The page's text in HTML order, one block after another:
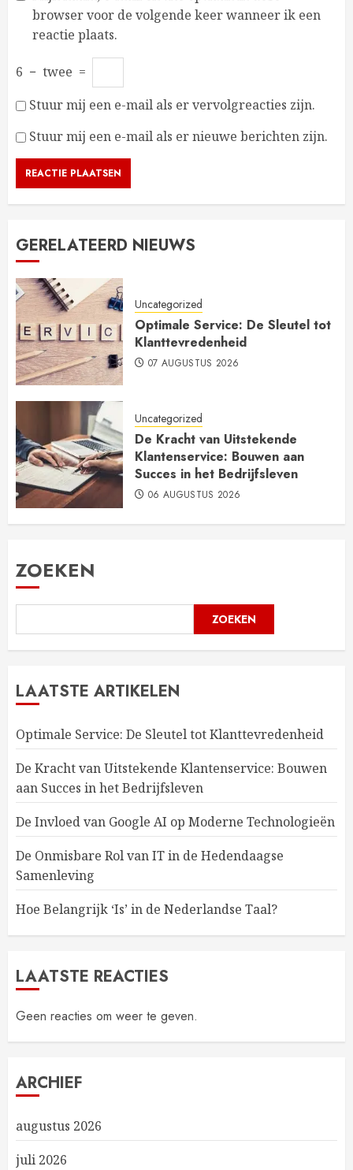
browser voor de volgende keer wanneer ik een
reactie plaats.
6 − twee =
Stuur mij een e-mail als er vervolgreacties zijn.
Stuur mij een e-mail als er nieuwe berichten zijn.
GERELATEERD NIEUWS
Uncategorized
Optimale Service: De Sleutel tot
Klanttevredenheid
07 AUGUSTUS 2026
Uncategorized
De Kracht van Uitstekende
Klantenservice: Bouwen aan
Succes in het Bedrijfsleven
06 AUGUSTUS 2026
ZOEKEN
ZOEKEN
LAATSTE ARTIKELEN
Optimale Service: De Sleutel tot Klanttevredenheid
De Kracht van Uitstekende Klantenservice: Bouwen
aan Succes in het Bedrijfsleven
De Invloed van Google AI op Moderne Technologieën
De Onmisbare Rol van IT in de Hedendaagse
Samenleving
Hoe Belangrijk ‘Is’ in de Nederlandse Taal?
LAATSTE REACTIES
Geen reacties om weer te geven.
ARCHIEF
augustus 2026
juli 2026